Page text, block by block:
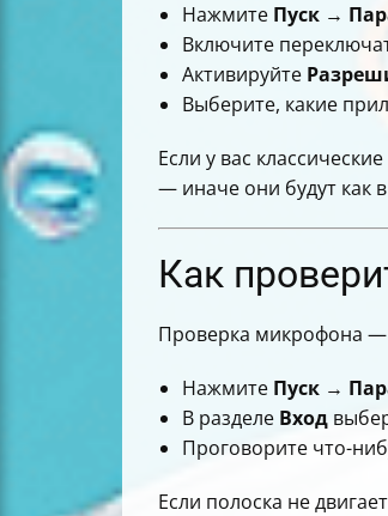
Нажмите Пуск →
Включите
Активируйте
Выберите, какие
Если у вас
— иначе они будут как
Как
Проверка микрофона —
Нажмите Пуск →
В разделе Вход
Проговорите что-
Если полоска не